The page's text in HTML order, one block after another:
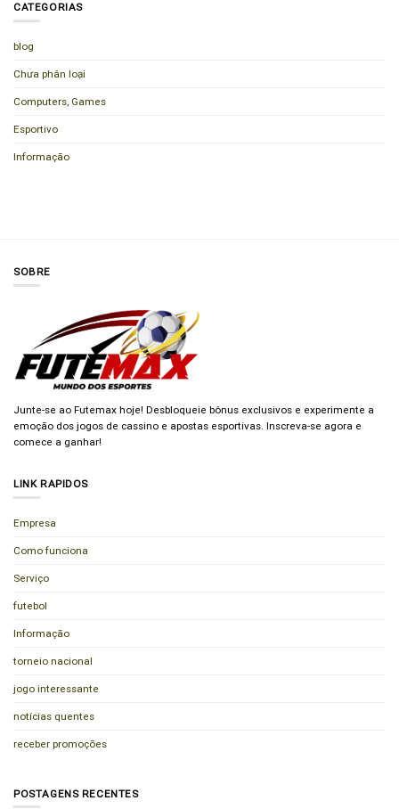
CATEGORIAS
blog
Chưa phân loại
Computers, Games
Esportivo
Informação
SOBRE
Junte-se ao Futemax hoje! Desbloqueie bônus exclusivos e experimente a
emoção dos jogos de cassino e apostas esportivas. Inscreva-se agora e
comece a ganhar!
LINK RAPIDOS
Empresa
Como funciona
Serviço
futebol
Informação
torneio nacional
jogo interessante
notícias quentes
receber promoções
POSTAGENS RECENTES